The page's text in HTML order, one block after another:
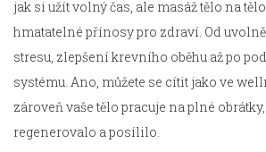
jak si užít volný čas, ale masáž tělo na
hmatatelné přínosy pro zdraví. Od
stresu, zlepšení krevního oběhu až po
systému. Ano, můžete se cítit jako ve
zároveň vaše tělo pracuje na plné
regenerovalo a posílilo.